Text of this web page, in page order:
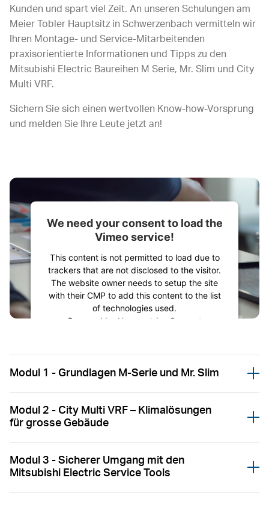
Kunden und spart viel Zeit. An unseren Schulungen am
Meier Tobler Hauptsitz in Schwerzenbach vermitteln wir
Ihren Montage- und Service-Mitarbeitenden
praxisorientierte Informationen und Tipps zu den
Mitsubishi Electric Baureihen M Serie, Mr. Slim und City
Multi VRF.
Sichern Sie sich einen wertvollen Know-how-Vorsprung
und melden Sie Ihre Leute jetzt an!
We need your consent to load the
Vimeo service!
This content is not permitted to load due to
trackers that are not disclosed to the visitor.
The website owner needs to setup the site
with their CMP to add this content to the list
of technologies used.
Powered by Usercentrics Consent
Modul 1 - Grundlagen M-Serie und Mr. Slim
Öffnen
Modul 2 - City Multi VRF – Klimalösungen
für grosse Gebäude
Modul 3 - Sicherer Umgang mit den
Mitsubishi Electric Service Tools
Öffnen